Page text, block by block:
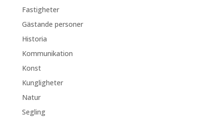
Fastigheter
Gästande personer
Historia
Kommunikation
Konst
Kungligheter
Natur
Segling